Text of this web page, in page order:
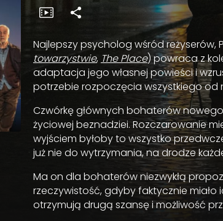
Najlepszy psycholog wśród reżyserów,
towarzystwie, The Place) powraca z
adaptacja jego własnej powieści i
potrzebie rozpoczęcia wszystkiego od
Czwórkę głównych bohaterów
życiowej beznadziei. Rozczarowanie
wyjściem byłoby to wszystko
już nie do wytrzymania, na drodze
Ma on dla bohaterów niezwykłą
rzeczywistość, gdyby faktycznie miało
otrzymują drugą szansę i możliwość